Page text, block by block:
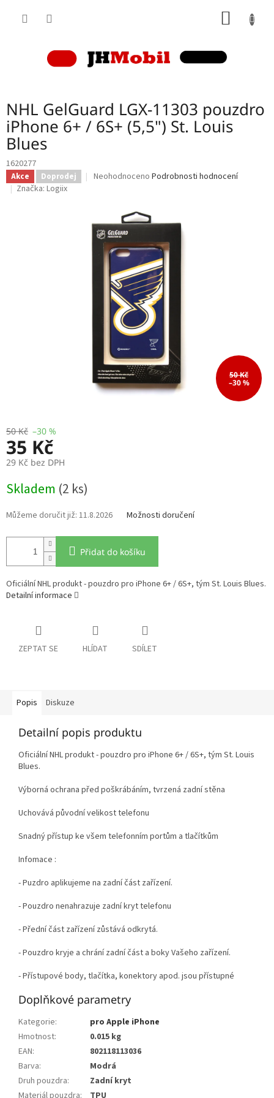
NHL GelGuard LGX-11303 pouzdro
iPhone 6+ / 6S+ (5,5") St. Louis
Blues
1620277
Akce Doprodej
Průměrné
0,0
z
hvězdiček.
Neohodnoceno Podrobnosti hodnocení
Značka: Logiix
50 Kč
–30 %
50 Kč –30 %
35 Kč
29 Kč bez DPH
cena:
Skladem (2 ks)
11.8.2026 Možnosti doručení
Přidat do košíku
Oficiální NHL produkt - pouzdro pro iPhone 6+ / 6S+, tým St. Louis Blues.
Detailní informace
ZEPTAT SE HLÍDAT SDÍLET
Popis Diskuze
Detailní popis produktu
Oficiální NHL produkt - pouzdro pro iPhone 6+ / 6S+, tým St. Louis
Blues.
Výborná ochrana před poškrábáním, tvrzená zadní stěna
Uchovává původní velikost telefonu
Snadný přístup ke všem telefonním portům a tlačítkům
Infomace :
- Puzdro aplikujeme na zadní část zařízení.
- Pouzdro nenahrazuje zadní kryt telefonu
- Přední část zařízení zůstává odkrytá.
- Pouzdro kryje a chrání zadní část a boky Vašeho zařízení.
- Přístupové body, tlačítka, konektory apod. jsou přístupné
Doplňkové parametry
Kategorie:
pro Apple iPhone
Hmotnost:
0.015 kg
EAN:
802118113036
Barva:
Modrá
Druh pouzdra:
Zadní kryt